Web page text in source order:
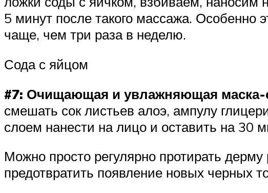
5 минут после такого массажа. Особенно
чаще, чем три раза в неделю.
Сода с яйцом
#7: Очищающая и увлажняющая маска-
смешать сок листьев алоэ, ампулу
слоем нанести на лицо и оставить на 30
Можно просто регулярно протирать
предотвратить появление новых черных